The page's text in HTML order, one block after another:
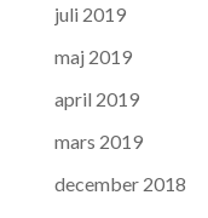
juli 2019
maj 2019
april 2019
mars 2019
december 2018